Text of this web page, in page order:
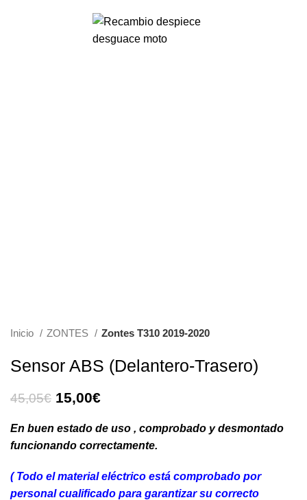
Inicio ZONTES Zontes T310 2019-2020
Sensor ABS (Delantero-Trasero)
45,05€ El
original
era:
15,00€El
actual
es:
En buen estado de uso , comprobado y desmontado
funcionando correctamente.
( Todo el material eléctrico está comprobado por
personal cualificado para garantizar su correcto